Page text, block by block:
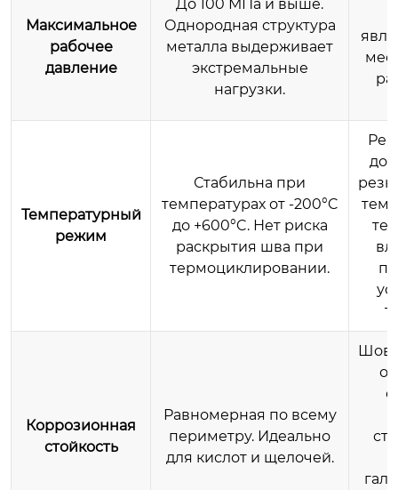
Максимальное
рабочее
давление
До 100 МПа и выше.
Однородная структура
металла выдерживает
экстремальные
нагрузки.
Температурный
режим
Стабильна при
температурах от -200°C
до +600°C. Нет риска
раскрытия шва при
термоциклировании.
до
Коррозионная
стойкость
Равномерная по всему
периметру. Идеально
для кислот и щелочей.
Шов